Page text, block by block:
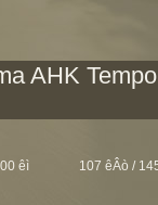
AHK
êì 107 êÂò /